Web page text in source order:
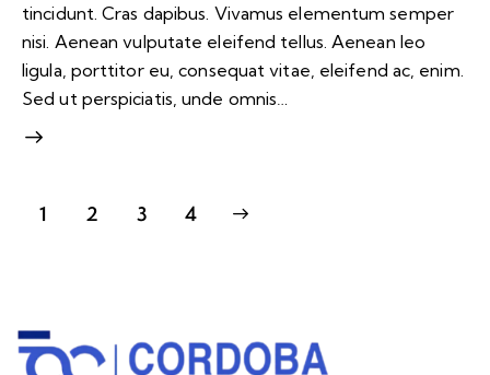
tincidunt. Cras dapibus. Vivamus elementum semper
nisi. Aenean vulputate eleifend tellus. Aenean leo
ligula, porttitor eu, consequat vitae, eleifend ac, enim.
Sed ut perspiciatis, unde omnis…
1 2 3 4
>